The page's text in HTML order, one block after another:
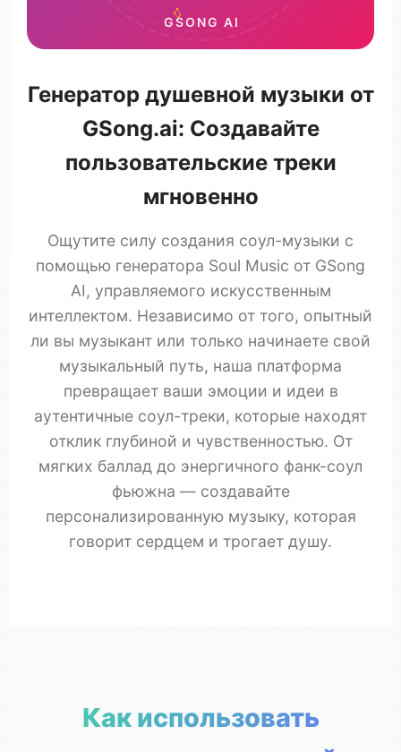
Генератор душевной музыки от
GSong.ai: Создавайте
пользовательские треки
мгновенно
Ощутите силу создания соул-музыки с
помощью генератора Soul Music от GSong
AI, управляемого искусственным
интеллектом. Независимо от того, опытный
ли вы музыкант или только начинаете свой
музыкальный путь, наша платформа
превращает ваши эмоции и идеи в
аутентичные соул-треки, которые находят
отклик глубиной и чувственностью. От
мягких баллад до энергичного фанк-соул
фьюжна — создавайте
персонализированную музыку, которая
говорит сердцем и трогает душу.
GSONG AI
Как использовать